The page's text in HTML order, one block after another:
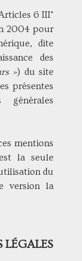
6 III°
2004 pour
dite
des
») du site
présentes
mentions
la seule
du
version la